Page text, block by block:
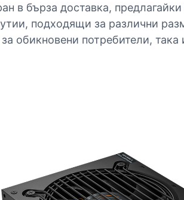
в бърза доставка,
подходящи за различни
обикновени потребители,